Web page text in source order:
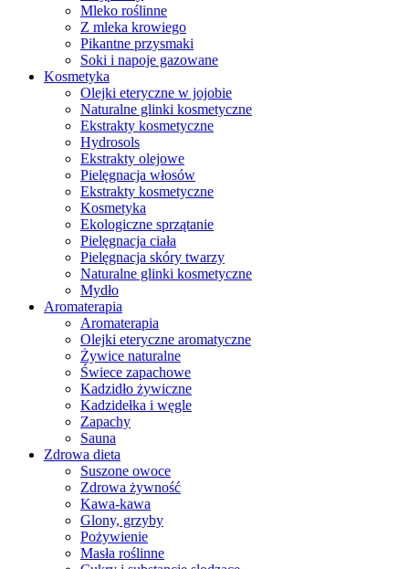
Mleko roślinne
Z mleka krowiego
Pikantne przysmaki
Soki i napoje gazowane
Kosmetyka
Olejki eteryczne w jojobie
Naturalne glinki kosmetyczne
Ekstrakty kosmetyczne
Hydrosols
Ekstrakty olejowe
Pielęgnacja włosów
Ekstrakty kosmetyczne
Kosmetyka
Ekologiczne sprzątanie
Pielęgnacja ciała
Pielęgnacja skóry twarzy
Naturalne glinki kosmetyczne
Mydło
Aromaterapia
Aromaterapia
Olejki eteryczne aromatyczne
Żywice naturalne
Świece zapachowe
Kadzidło żywiczne
Kadzidełka i węgle
Zapachy
Sauna
Zdrowa dieta
Suszone owoce
Zdrowa żywność
Kawa-kawa
Glony, grzyby
Pożywienie
Masła roślinne